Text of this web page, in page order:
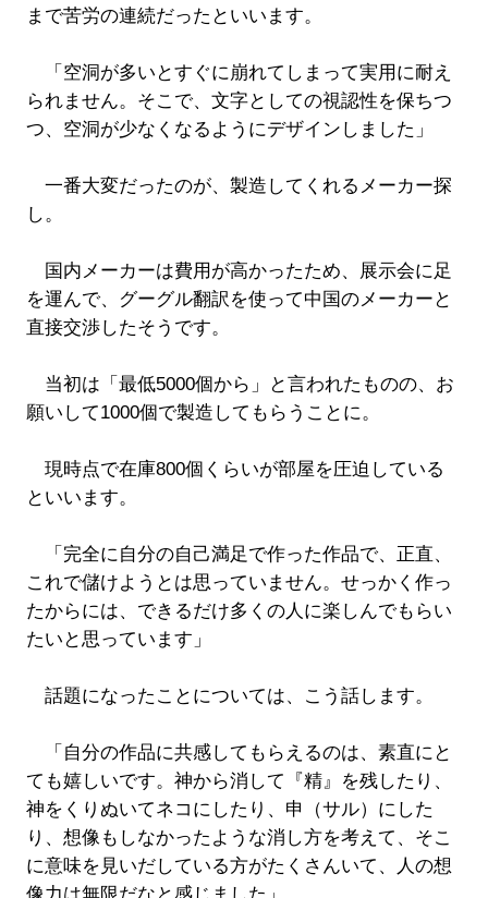
まで苦労の連続だったといいます。
「空洞が多いとすぐに崩れてしまって実用に耐え
られません。そこで、文字としての視認性を保ちつ
つ、空洞が少なくなるようにデザインしました」
一番大変だったのが、製造してくれるメーカー探
し。
国内メーカーは費用が高かったため、展示会に足
を運んで、グーグル翻訳を使って中国のメーカーと
直接交渉したそうです。
当初は「最低5000個から」と言われたものの、お
願いして1000個で製造してもらうことに。
現時点で在庫800個くらいが部屋を圧迫している
といいます。
「完全に自分の自己満足で作った作品で、正直、
これで儲けようとは思っていません。せっかく作っ
たからには、できるだけ多くの人に楽しんでもらい
たいと思っています」
話題になったことについては、こう話します。
「自分の作品に共感してもらえるのは、素直にと
ても嬉しいです。神から消して『精』を残したり、
神をくりぬいてネコにしたり、申（サル）にした
り、想像もしなかったような消し方を考えて、そこ
に意味を見いだしている方がたくさんいて、人の想